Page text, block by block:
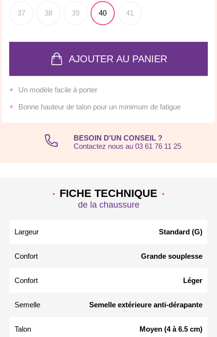
37 38 39 40 41
AJOUTER AU PANIER
Un modèle facile à porter
Bonne hauteur de talon pour un minimum de fatigue
BESOIN D'UN CONSEIL ?
Contactez nous au 03 61 76 11 25
FICHE TECHNIQUE
de la chaussure
Largeur Standard (G)
Confort Grande souplesse
Confort Léger
Semelle Semelle extérieure anti-dérapante
Talon Moyen (4 à 6.5 cm)